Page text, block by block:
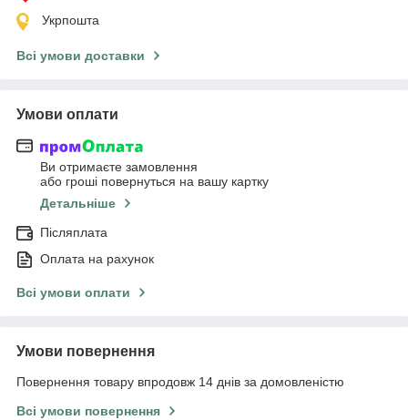
Укрпошта
Всі умови доставки
Умови оплати
Ви отримаєте замовлення
або гроші повернуться на вашу картку
Детальніше
Післяплата
Оплата на рахунок
Всі умови оплати
Умови повернення
Повернення товару впродовж 14 днів за домовленістю
Всі умови повернення